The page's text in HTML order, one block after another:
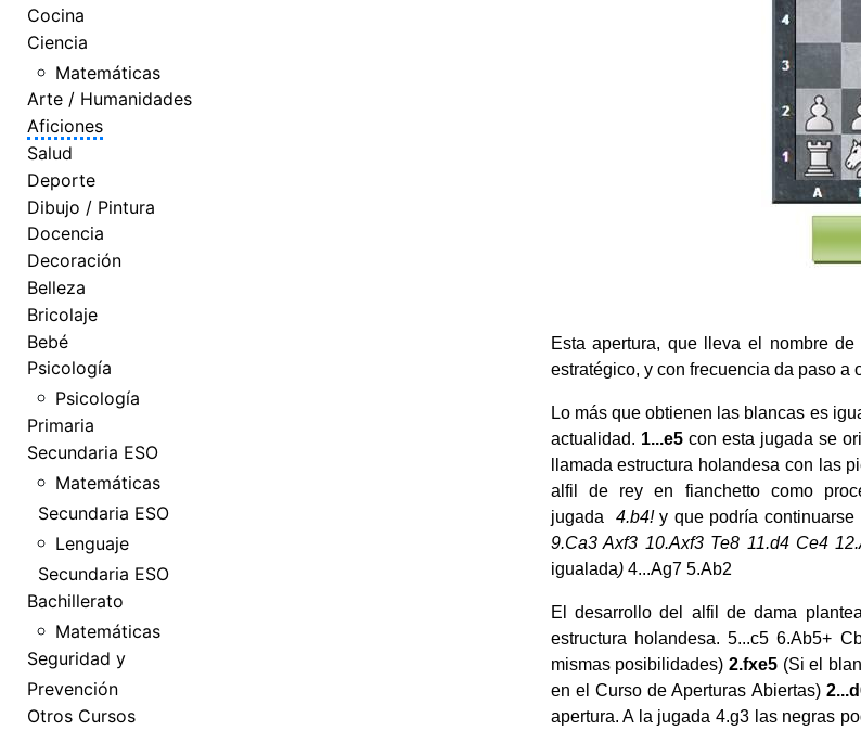
Cocina
Ciencia
Matemáticas
Arte / Humanidades
Aficiones
Salud
Deporte
Dibujo / Pintura
Docencia
Decoración
Belleza
Bricolaje
Bebé
Psicología
Psicología
Primaria
Secundaria ESO
Matemáticas
Secundaria ESO
Lenguaje
Secundaria ESO
Bachillerato
Matemáticas
Seguridad y
Prevención
Otros Cursos
Esta apertura, que lleva el nombre
estratégico, y con frecuencia da paso a
Lo más que obtienen las blancas es
actualidad. 1...e5 con esta jugada se
llamada estructura holandesa con las
alfil de rey en fianchetto como
jugada 4.b4!y que podría continuarse
9.Ca3 Axf3 10.Axf3 Te8 11.d4 Ce4
igualada) 4...Ag7 5.Ab2
El desarrollo del alfil de dama
estructura holandesa. 5...c5 6.Ab5+
mismas posibilidades) 2.fxe5 (Si el
en el Curso de Aperturas Abiertas)
apertura. A la jugada 4.g3 las negras